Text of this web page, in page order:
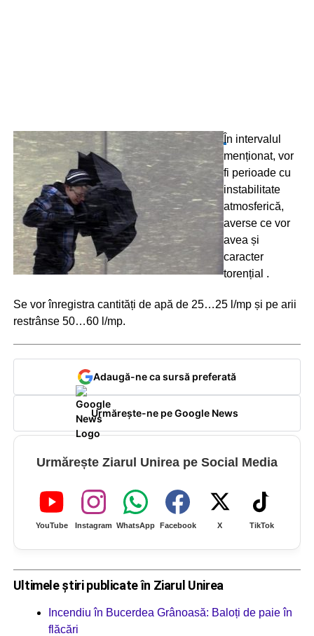
Î n intervalul
menționat, vor
fi perioade cu
instabilitate
atmosferică,
averse ce vor
avea și
caracter
torențial .
Se vor înregistra cantități de apă de 25…25 l/mp și pe arii
restrânse 50…60 l/mp.
Adaugă-ne ca sursă preferată
Urmărește-ne pe Google News
Urmărește Ziarul Unirea pe Social Media
YouTube Instagram WhatsApp Facebook X TikTok
Ultimele știri publicate în Ziarul Unirea
Incendiu în Bucerdea Grânoasă: Baloți de paie în
flăcări